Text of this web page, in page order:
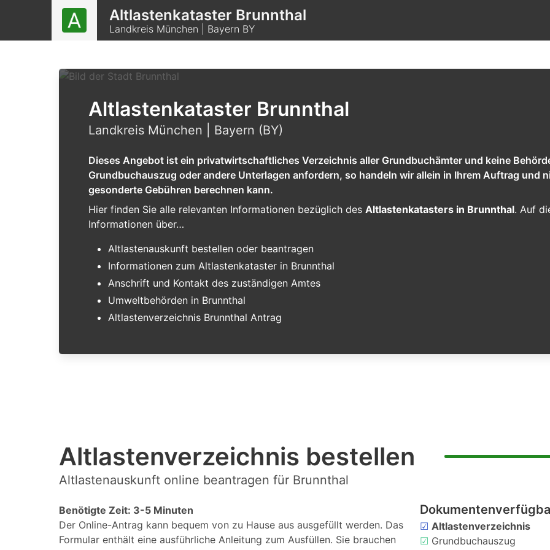
Altlastenkataster Brunnthal
Landkreis München | Bayern BY
Altlastenkataster Brunnthal
Landkreis München | Bayern (BY)
Dieses Angebot ist ein privatwirtschaftliches Verzeichnis aller Grundbuchämter und keine
Grundbuchauszug oder andere Unterlagen anfordern, so handeln wir allein in Ihrem Auftrag und
gesonderte Gebühren berechnen kann.
Hier finden Sie alle relevanten Informationen bezüglich des Altlastenkatasters in Brunnthal. Auf
Informationen über…
Altlastenauskunft bestellen oder beantragen
Informationen zum Altlastenkataster in Brunnthal
Anschrift und Kontakt des zuständigen Amtes
Umweltbehörden in Brunnthal
Altlastenverzeichnis Brunnthal Antrag
Altlastenverzeichnis bestellen
Altlastenauskunft online beantragen für Brunnthal
Benötigte Zeit: 3-5 Minuten
Der Online-Antrag kann bequem von zu Hause aus ausgefüllt werden. Das
Formular enthält eine ausführliche Anleitung zum Ausfüllen. Sie brauchen
☑ Altlastenverzeichnis
☑ Grundbuchauszug